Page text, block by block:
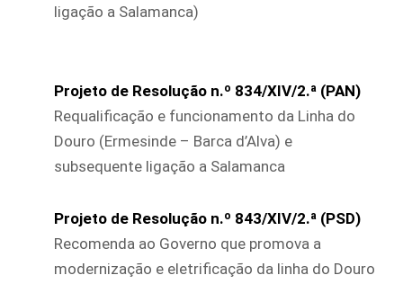
ligação a Salamanca)
Projeto de Resolução n.º 834/XIV/2.ª (PAN)
Requalificação e funcionamento da Linha do
Douro (Ermesinde – Barca d’Alva) e
subsequente ligação a Salamanca
Projeto de Resolução n.º 843/XIV/2.ª (PSD)
Recomenda ao Governo que promova a
modernização e eletrificação da linha do Douro